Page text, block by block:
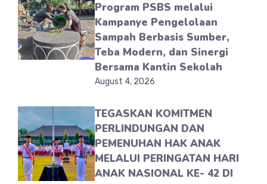
Program PSBS melalui
Kampanye Pengelolaan
Sampah Berbasis Sumber,
Teba Modern, dan Sinergi
Bersama Kantin Sekolah
August 4, 2026
TEGASKAN KOMITMEN
PERLINDUNGAN DAN
PEMENUHAN HAK ANAK
MELALUI PERINGATAN HARI
ANAK NASIONAL KE- 42 DI